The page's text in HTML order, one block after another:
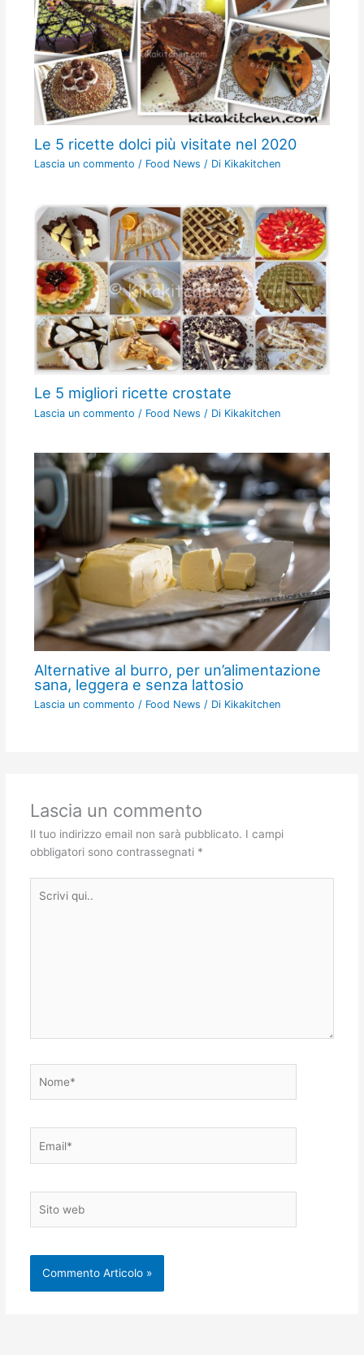
Le 5 ricette dolci più visitate nel 2020
Lascia un commento / Food News / Di Kikakitchen
Le 5 migliori ricette crostate
Lascia un commento / Food News / Di Kikakitchen
Alternative al burro, per un’alimentazione
sana, leggera e senza lattosio
Lascia un commento / Food News / Di Kikakitchen
Lascia un commento
Il tuo indirizzo email non sarà pubblicato. I campi
obbligatori sono contrassegnati *
qui..
web